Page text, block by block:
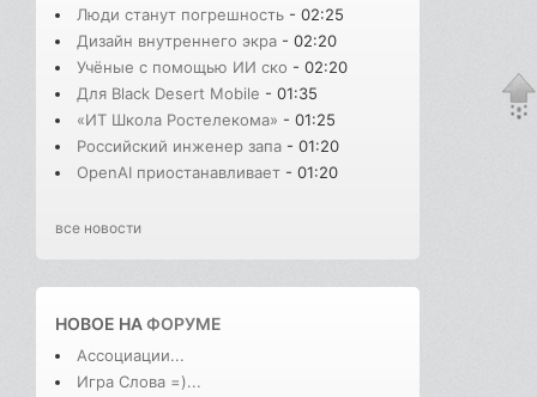
Люди станут погрешность - 02:25
Дизайн внутреннего экра - 02:20
Учёные с помощью ИИ ско - 02:20
Для Black Desert Mobile - 01:35
«ИТ Школа Ростелекома» - 01:25
Российский инженер запа - 01:20
OpenAI приостанавливает - 01:20
все новости
НОВОЕ НАФОРУМЕ
Ассоциации...
Игра Слова =)...